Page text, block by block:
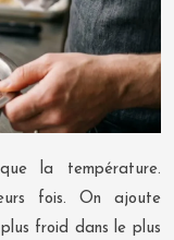
la température.
fois. On ajoute
froid dans le plus